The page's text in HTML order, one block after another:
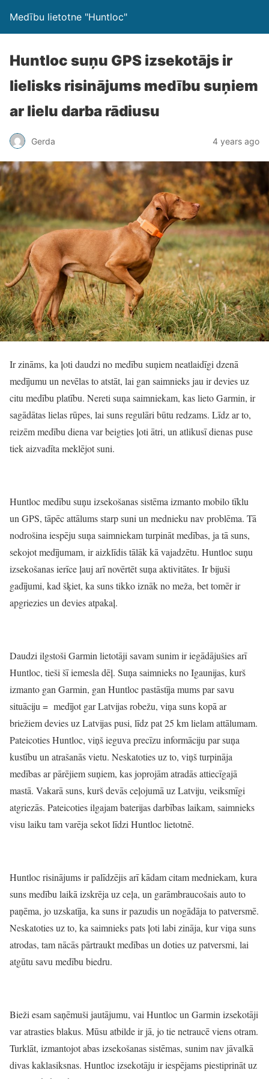
Medību lietotne "Huntloc"
Huntloc suņu GPS izsekotājs ir
lielisks risinājums medību suņiem
ar lielu darba rādiusu
Gerda 4 years ago
Ir zināms, ka ļoti daudzi no medību suņiem neatlaidīgi dzenā
medījumu un nevēlas to atstāt, lai gan saimnieks jau ir devies uz
citu medību platību. Nereti suņa saimniekam, kas lieto Garmin, ir
sagādātas lielas rūpes, lai suns regulāri būtu redzams. Līdz ar to,
reizēm medību diena var beigties ļoti ātri, un atlikusī dienas puse
tiek aizvadīta meklējot suni.
Huntloc medību suņu izsekošanas sistēma izmanto mobilo tīklu
un GPS, tāpēc attālums starp suni un mednieku nav problēma. Tā
nodrošina iespēju suņa saimniekam turpināt medības, ja tā suns,
sekojot medījumam, ir aizklīdis tālāk kā vajadzētu. Huntloc suņu
izsekošanas ierīce ļauj arī novērtēt suņa aktivitātes. Ir bijuši
gadījumi, kad šķiet, ka suns tikko iznāk no meža, bet tomēr ir
apgriezies un devies atpakaļ.
Daudzi ilgstoši Garmin lietotāji savam sunim ir iegādājušies arī
Huntloc, tieši šī iemesla dēļ. Suņa saimnieks no Igaunijas, kurš
izmanto gan Garmin, gan Huntloc pastāstīja mums par savu
situāciju = medījot gar Latvijas robežu, viņa suns kopā ar
briežiem devies uz Latvijas pusi, līdz pat 25 km lielam attālumam.
Pateicoties Huntloc, viņš ieguva precīzu informāciju par suņa
kustību un atrašanās vietu. Neskatoties uz to, viņš turpināja
medības ar pārējiem suņiem, kas joprojām atradās attiecīgajā
mastā. Vakarā suns, kurš devās ceļojumā uz Latviju, veiksmīgi
atgriezās. Pateicoties ilgajam baterijas darbības laikam, saimnieks
visu laiku tam varēja sekot līdzi Huntloc lietotnē.
Huntloc risinājums ir palīdzējis arī kādam citam medniekam, kura
suns medību laikā izskrēja uz ceļa, un garāmbraucošais auto to
paņēma, jo uzskatīja, ka suns ir pazudis un nogādāja to patversmē.
Neskatoties uz to, ka saimnieks pats ļoti labi zināja, kur viņa suns
atrodas, tam nācās pārtraukt medības un doties uz patversmi, lai
atgūtu savu medību biedru.
Bieži esam saņēmuši jautājumu, vai Huntloc un Garmin izsekotāji
var atrasties blakus. Mūsu atbilde ir jā, jo tie netraucē viens otram.
Turklāt, izmantojot abas izsekošanas sistēmas, sunim nav jāvalkā
divas kaklasiksnas. Huntloc izsekotāju ir iespējams piestiprināt uz